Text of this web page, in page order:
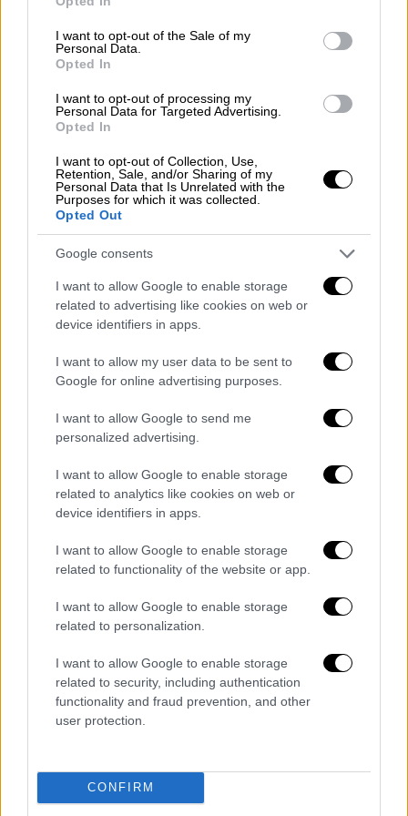
use your data for below specified purposes in below Google
consent section.
I want to opt-out of the Sale of my
Personal Data.
Opted In
I want to opt-out of processing my
Personal Data for Targeted Advertising.
Opted In
I want to opt-out of Collection, Use,
Retention, Sale, and/or Sharing of my
Personal Data that Is Unrelated with the
Purposes for which it was collected.
Opted Out
Google consents
I want to allow Google to enable storage
related to advertising like cookies on web or
device identifiers in apps.
I want to allow my user data to be sent to
Google for online advertising purposes.
I want to allow Google to send me
personalized advertising.
I want to allow Google to enable storage
related to analytics like cookies on web or
device identifiers in apps.
I want to allow Google to enable storage
related to functionality of the website or app.
I want to allow Google to enable storage
related to personalization.
I want to allow Google to enable storage
related to security, including authentication
functionality and fraud prevention, and other
user protection.
CONFIRM
ξεπερνούν αυτά των
ασφαλείας.
Προς το παρόν η Ουκρανία δεν έχει
σχολιάσει την είδηση αυτή.
Υπενθυμίζεται πως οι ρωσικές δυνάμεις
κατέλαβαν τον σταθμό της Ζαπορίζια κατά
πρώτες ημέρες της εισβολής τους στην
Ουκρανίατον Φεβρουάριο του 2022 και η
Μόσχα και το Κίεβο κατηγορούν έκτοτε
συχνά η μια την άλλη ότι θέτει σε κίνδυνο
την ασφάλεια στην περιοχή γύρω από αυτόν.
Πυραυλική επίθεση στην Οδησσό
Παράλληλα ο περιφερειάρχης της Οδησσού
Όλεχ Κίπερ δήλωσεότι μη στρατιωτική
υποδομή της ομώνυμης πόλης στη νότια
Ουκρανίαεπλήγηνωρίς το πρωί από ρωσική
Από την επίθεση επλήγη διοικητικό κτίριο
στον βιομηχανικό τομέα της πόλης,
πρόσθεσε ο Κίπερ, ο οποίος διευκρίνισε ότι
δεν υπάρχουν απώλειες.
Νωρίτερα αυτήν την εβδομάδα, τρεις
άνθρωποι τραυματίστηκαν σε ρωσικό
πυραυλικό πλήγμα που προκάλεσε ζημιές σε
εγκαταστάσεις αποθήκευσης στην πόλη.
Η Οδησσόςστοχοθετείται συχνά από τις
ρωσικές δυνάμεις
Πολλές επιθέσεις έχουν στόχο τις
εγκαταστάσεις του λιμανιού της πόλης. Η